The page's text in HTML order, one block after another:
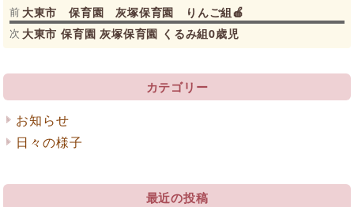
ー
投
稿
ナ
ビ
ゲ
ー
前
過
去
大東市 保育園 灰塚保育園 りんご組🍎
次
次 大東市 保育園 灰塚保育園 くるみ組0歳児
カテゴリー
お知らせ
日々の様子
最近の投稿